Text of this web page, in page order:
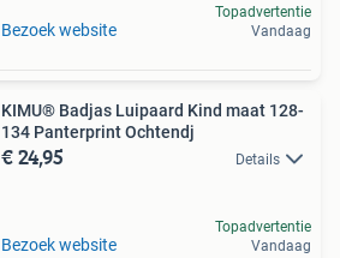
Bezoek website
Topadvertentie
Vandaag
KIMU® Badjas Luipaard Kind maat 128-
134 Panterprint Ochtendj
€ 24,95 Details
Bezoek website
Topadvertentie
Vandaag